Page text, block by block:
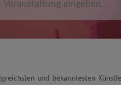
und bekanntesten